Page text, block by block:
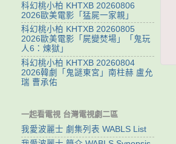
科幻桃小柏 KHTXB 20260806
2026歐美電影「猛屍一家親」
科幻桃小柏 KHTXB 20260805
2026歐美電影「屍變焚場」「鬼玩
人6：煉獄」
科幻桃小柏 KHTXB 20260804
2026韓劇「鬼謎東宮」南柱赫 盧允
瑞 曹承佑
一起看電視 台灣電視劇二區
我愛波麗士 劇集列表 WABLS List